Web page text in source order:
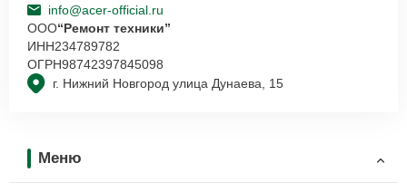
г. Нижний Новгород улица Дунаева, 15
info@acer-official.ru
ООО“Ремонт техники”
ИНН234789782
ОГРН98742397845098
Меню